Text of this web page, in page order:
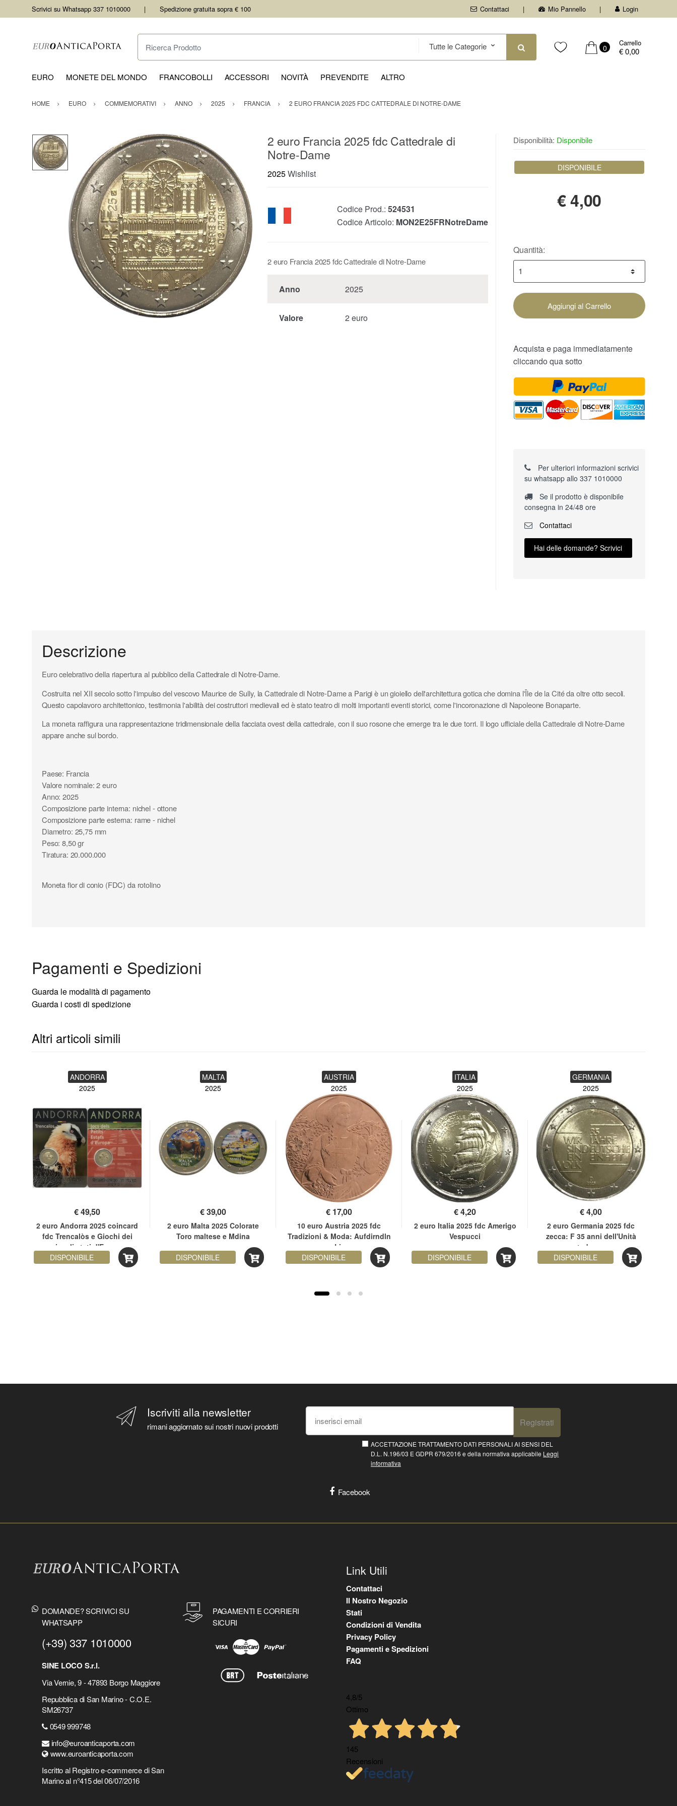
Scrivici su Whatsapp 337 1010000 Spedizione gratuita sopra € 100 Contattaci Mio Pannello Login
Ricerca Prodotto
0
Carrello
€ 0,00
EURO MONETE DEL MONDO FRANCOBOLLI ACCESSORI NOVITÀ PREVENDITE ALTRO
HOME EURO COMMEMORATIVI ANNO 2025 FRANCIA 2 EURO FRANCIA 2025 FDC CATTEDRALE DI NOTRE-DAME
2 euro Francia 2025 fdc Cattedrale di
Notre-Dame
2025Wishlist
Codice Prod.: 524531
Codice Articolo: MON2E25FRNotreDame
2 euro Francia 2025 fdc Cattedrale di Notre-Dame
Anno 2025
Valore 2 euro
Disponibilità: Disponibile
DISPONIBILE
€4,00
Quantità:
Aggiungi al Carrello
Acquista e paga immediatamente
cliccando qua sotto
Per ulteriori informazioni scrivici
su whatsapp allo 337 1010000
Se il prodotto è disponibile
consegna in 24/48 ore
Contattaci
Hai delle domande? Scrivici
Descrizione
Euro celebrativo della riapertura al pubblico della Cattedrale di Notre-Dame.
Costruita nel XII secolo sotto l'impulso del vescovo Maurice de Sully, la Cattedrale di Notre-Dame a Parigi è un gioiello dell'architettura gotica che domina l'Île de la Cité da oltre otto secoli.
Questo capolavoro architettonico, testimonia l'abilità dei costruttori medievali ed è stato teatro di molti importanti eventi storici, come l'incoronazione di Napoleone Bonaparte.
La moneta raffigura una rappresentazione tridimensionale della facciata ovest della cattedrale, con il suo rosone che emerge tra le due torri. Il logo ufficiale della Cattedrale di Notre-Dame
appare anche sul bordo.
Paese: Francia
Valore nominale: 2 euro
Anno: 2025
Composizione parte interna: nichel - ottone
Composizione parte esterna: rame - nichel
Diametro: 25,75 mm
Peso: 8,50 gr
Tiratura: 20.000.000
Moneta fior di conio (FDC) da rotolino
Pagamenti e Spedizioni
Guarda le modalità di pagamento
Guarda i costi di spedizione
Altri articoli simili
ANDORRA
2025
€49,50
2 euro Andorra 2025 coincard
fdc Trencalòs e Giochi dei
piccoli stati d'Europa
DISPONIBILE
MALTA
2025
€39,00
2 euro Malta 2025 Colorate
Toro maltese e Mdina
DISPONIBILE
AUSTRIA
2025
€ 17,00
10 euro Austria 2025 fdc
Tradizioni & Moda: Aufdirndln
– Lino
DISPONIBILE
ITALIA
2025
€4,20
2 euro Italia 2025 fdc Amerigo
Vespucci
DISPONIBILE
GERMANIA
2025
€4,00
2 euro Germania 2025 fdc
zecca: F 35 anni dell'Unità
tedesca
DISPONIBILE
Iscriviti alla newsletter
rimani aggiornato sui nostri nuovi prodotti Registrati
ACCETTAZIONE TRATTAMENTO DATI PERSONALI AI SENSI DEL
D.L. N.196/03 E GDPR 679/2016 e della normativa applicabile Leggi
informativa
Facebook
DOMANDE? SCRIVICI SU
WHATSAPP
(+39) 337 1010000
SINE LOCO S.r.l.
Via Vernie, 9 - 47893 Borgo Maggiore
Repubblica di San Marino - C.O.E.
SM26737
0549 999748
info@euroanticaporta.com
www.euroanticaporta.com
Iscritto al Registro e-commerce di San
Marino al n°415 del 06/07/2016
PAGAMENTI E CORRIERI
SICURI
Link Utili
Contattaci
Il Nostro Negozio
Stati
Condizioni di Vendita
Privacy Policy
Pagamenti e Spedizioni
FAQ
4,8/5
Ottimo
145
Recensioni